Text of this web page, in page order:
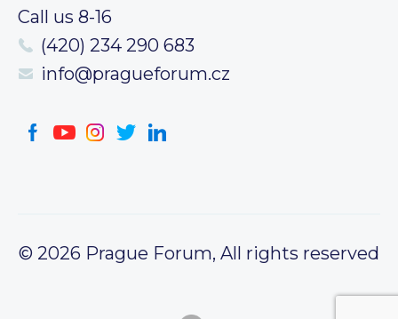
Call us 8-16
(420) 234 290 683
info@pragueforum.cz
© 2026 Prague Forum, All rights reserved